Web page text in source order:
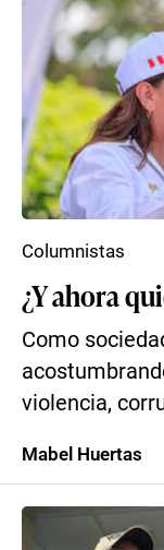
¿Y ahora
Como
violencia,
Columnistas
Mabel Huertas